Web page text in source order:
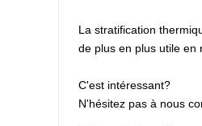
La stratification
de plus en plus utile en
C'est intéressant?
N'hésitez pas à nous